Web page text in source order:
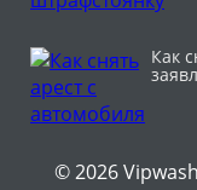
Как
© 2026